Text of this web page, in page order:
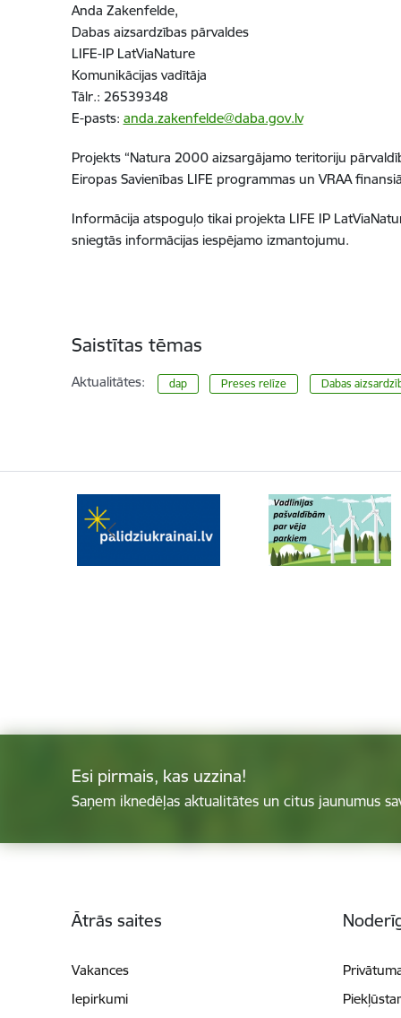
Anda Zakenfelde,
Dabas aizsardzības pārvaldes
LIFE-IP LatViaNature
Komunikācijas vadītāja
Tālr.: 26539348
E-pasts: anda.zakenfelde@daba.gov.lv
Projekts “Natura 2000 aizsargājamo teritoriju
Eiropas Savienības LIFE programmas un VRAA
Informācija atspoguļo tikai projekta LIFE IP
sniegtās informācijas iespējamo izmantojumu.
Saistītas tēmas
Aktualitātes: dap Preses relīze ​​​​​​​Dabas
Esi pirmais, kas uzzina!
Saņem iknedēļas aktualitātes un citus jaunumus
Ātrās saites
Vakances
Iepirkumi